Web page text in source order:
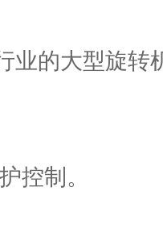
业的大型旋转
控制。